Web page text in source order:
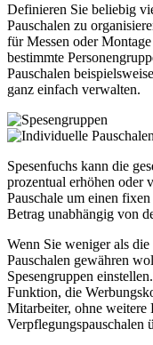
Definieren Sie beliebig
Pauschalen zu
für Messen oder
bestimmte
Pauschalen
ganz einfach verwalten.
Spesenfuchs kann die
prozentual erhöhen oder
Pauschale um einen
Betrag unabhängig von
Wenn Sie weniger als
Pauschalen gewähren
Spesengruppen
Funktion, die
Mitarbeiter, ohne weitere
Verpflegungspauschalen